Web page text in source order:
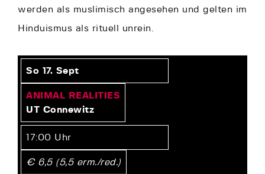
werden als muslimisch angesehen und gelten im
Hinduismus als rituell unrein.
So 17. Sept
ANIMAL REALITIES
UT Connewitz
17:00 Uhr
€ 6,5 (5,5 erm./red.)